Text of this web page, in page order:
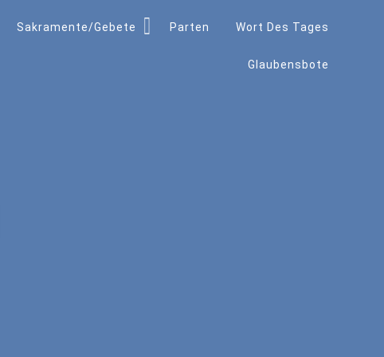
Sakramente/Gebete Parten Wort Des Tages
Glaubensbote